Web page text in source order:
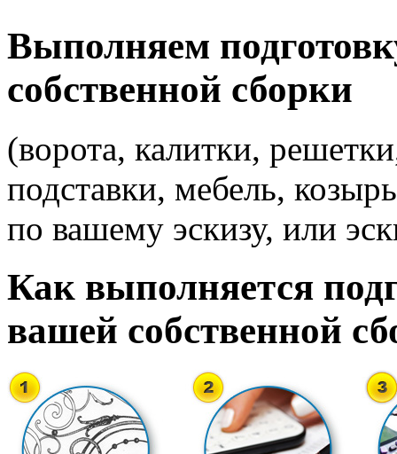
Выполняем
собственной сборки
(ворота, калитки,
подставки, мебель,
по вашему эскизу, или
Как выполняется
вашей собственной